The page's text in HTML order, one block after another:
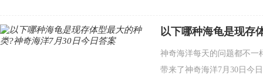
以下哪种海龟是现存
神奇海洋每天的问题都不一
带来了神奇海洋7月30日今